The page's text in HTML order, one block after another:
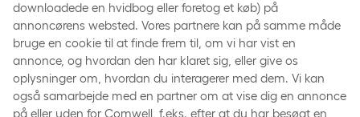
downloadede en hvidbog eller foretog et køb) på
annoncørens websted. Vores partnere kan på samme måde
bruge en cookie til at finde frem til, om vi har vist en
annonce, og hvordan den har klaret sig, eller give os
oplysninger om, hvordan du interagerer med dem. Vi kan
også samarbejde med en partner om at vise dig en annonce
på eller uden for Comwell, f.eks. efter at du har besøgt en